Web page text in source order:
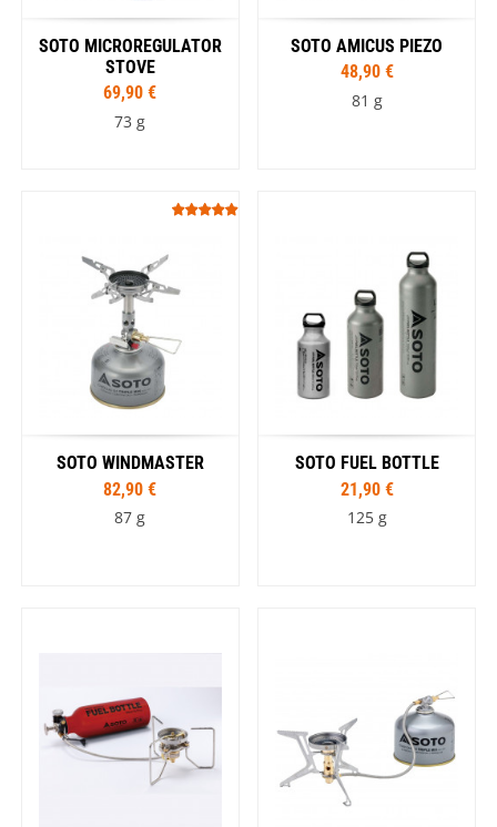
SOTO MICROREGULATOR
STOVE
69,90 €
73 g
SOTO AMICUS PIEZO
48,90 €
81 g
SOTO WINDMASTER
82,90 €
87 g
SOTO FUEL BOTTLE
21,90 €
125 g